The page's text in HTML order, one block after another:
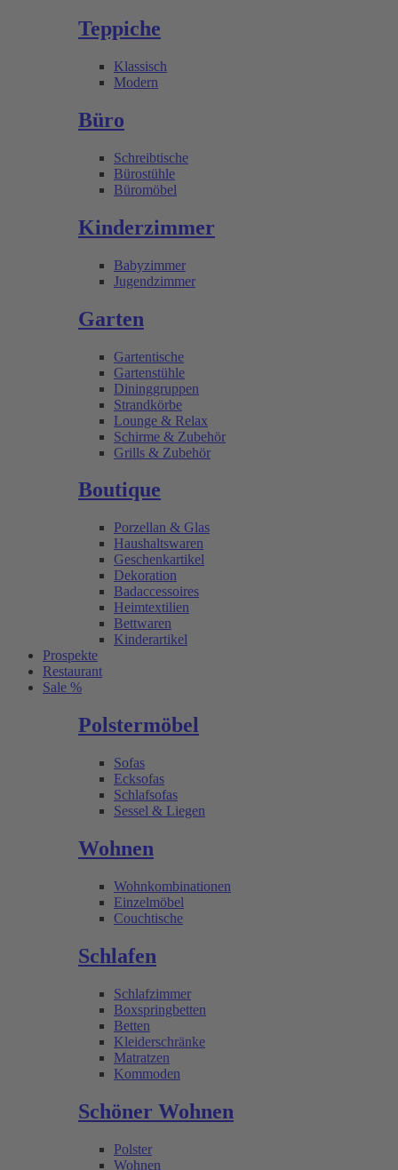
Teppiche
Klassisch
Modern
Büro
Schreibtische
Bürostühle
Büromöbel
Kinderzimmer
Babyzimmer
Jugendzimmer
Garten
Gartentische
Gartenstühle
Dininggruppen
Strandkörbe
Lounge & Relax
Schirme & Zubehör
Grills & Zubehör
Boutique
Porzellan & Glas
Haushaltswaren
Geschenkartikel
Dekoration
Badaccessoires
Heimtextilien
Bettwaren
Kinderartikel
Prospekte
Restaurant
Sale %
Polstermöbel
Sofas
Ecksofas
Schlafsofas
Sessel & Liegen
Wohnen
Wohnkombinationen
Einzelmöbel
Couchtische
Schlafen
Schlafzimmer
Boxspringbetten
Betten
Kleiderschränke
Matratzen
Kommoden
Schöner Wohnen
Polster
Wohnen